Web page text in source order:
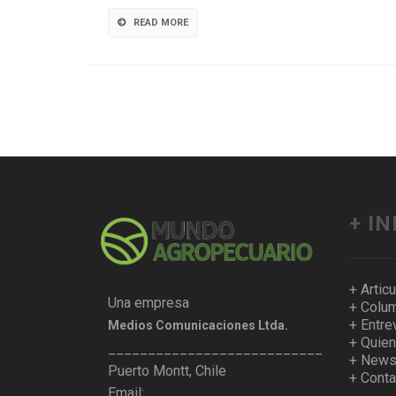
READ MORE
Una empresa
Medios Comunicaciones Ltda.
___________________________________
Puerto Montt, Chile
+
+
+
+
+
+
+